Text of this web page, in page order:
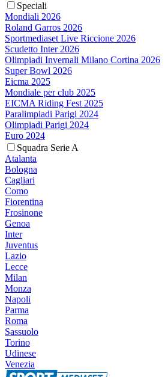
Speciali
Mondiali 2026
Roland Garros 2026
Sportmediaset Live Riccione 2026
Scudetto Inter 2026
Olimpiadi Invernali Milano Cortina 2026
Super Bowl 2026
Eicma 2025
Mondiale per club 2025
EICMA Riding Fest 2025
Paralimpiadi Parigi 2024
Olimpiadi Parigi 2024
Euro 2024
Squadra Serie A
Atalanta
Bologna
Cagliari
Como
Fiorentina
Frosinone
Genoa
Inter
Juventus
Lazio
Lecce
Milan
Monza
Napoli
Parma
Roma
Sassuolo
Torino
Udinese
Venezia